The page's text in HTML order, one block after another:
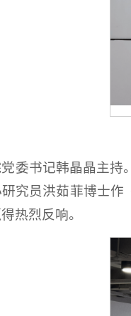
委书记韩晶晶主
究员洪茹菲博士
热烈反响。